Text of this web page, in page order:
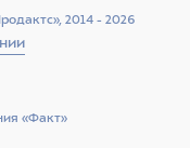
2014 - 2026
«Факт»